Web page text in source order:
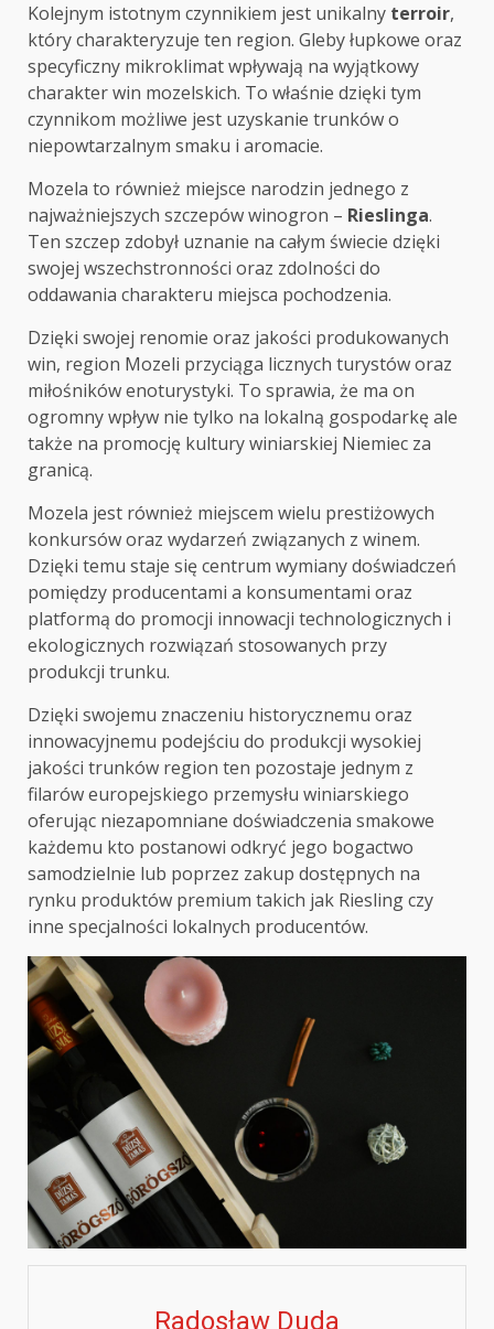
Kolejnym istotnym czynnikiem jest unikalny terroir,
który charakteryzuje ten region. Gleby łupkowe oraz
specyficzny mikroklimat wpływają na wyjątkowy
charakter win mozelskich. To właśnie dzięki tym
czynnikom możliwe jest uzyskanie trunków o
niepowtarzalnym smaku i aromacie.
Mozela to również miejsce narodzin jednego z
najważniejszych szczepów winogron – Rieslinga.
Ten szczep zdobył uznanie na całym świecie dzięki
swojej wszechstronności oraz zdolności do
oddawania charakteru miejsca pochodzenia.
Dzięki swojej renomie oraz jakości produkowanych
win, region Mozeli przyciąga licznych turystów oraz
miłośników enoturystyki. To sprawia, że ma on
ogromny wpływ nie tylko na lokalną gospodarkę ale
także na promocję kultury winiarskiej Niemiec za
granicą.
Mozela jest również miejscem wielu prestiżowych
konkursów oraz wydarzeń związanych z winem.
Dzięki temu staje się centrum wymiany doświadczeń
pomiędzy producentami a konsumentami oraz
platformą do promocji innowacji technologicznych i
ekologicznych rozwiązań stosowanych przy
produkcji trunku.
Dzięki swojemu znaczeniu historycznemu oraz
innowacyjnemu podejściu do produkcji wysokiej
jakości trunków region ten pozostaje jednym z
filarów europejskiego przemysłu winiarskiego
oferując niezapomniane doświadczenia smakowe
każdemu kto postanowi odkryć jego bogactwo
samodzielnie lub poprzez zakup dostępnych na
rynku produktów premium takich jak Riesling czy
inne specjalności lokalnych producentów.
Radosław Duda